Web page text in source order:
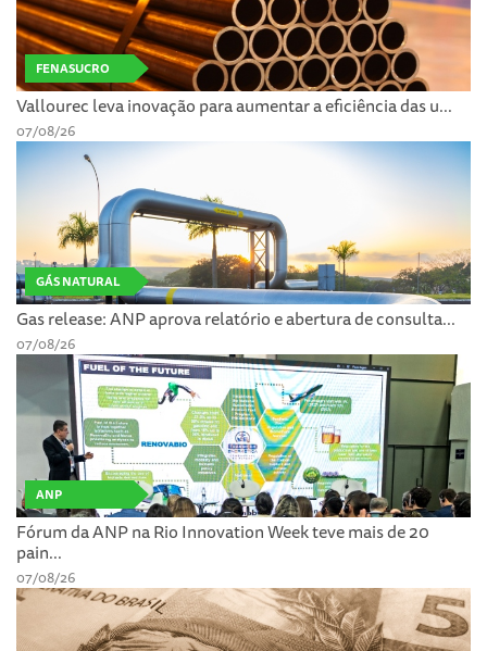
FENASUCRO
Vallourec leva inovação para aumentar a eficiência das u...
07/08/26
GÁS NATURAL
Gas release: ANP aprova relatório e abertura de consulta...
07/08/26
ANP
Fórum da ANP na Rio Innovation Week teve mais de 20
pain...
07/08/26